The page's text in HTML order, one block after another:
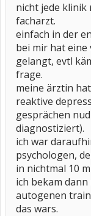
nicht jede klinik
facharzt.
einfach in der
bei mir hat
gelangt, evtl
frage.
meine ärztin
reaktive
gesprächen
diagnostiziert).
ich war
psychologen,
in nichtmal 10
ich bekam
autogenen
das wars.